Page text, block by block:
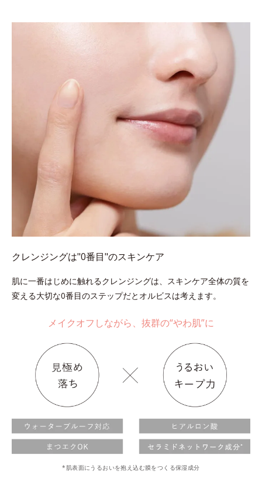
クレンジングは"0番目"のスキンケア
肌に一番はじめに触れるクレンジングは、スキンケア全体の質を
変える大切な0番目のステップだとオルビスは考えます。
メイクオフしながら、抜群の“やわ肌”に
*肌表面にうるおいを抱え込む膜をつくる保湿成分